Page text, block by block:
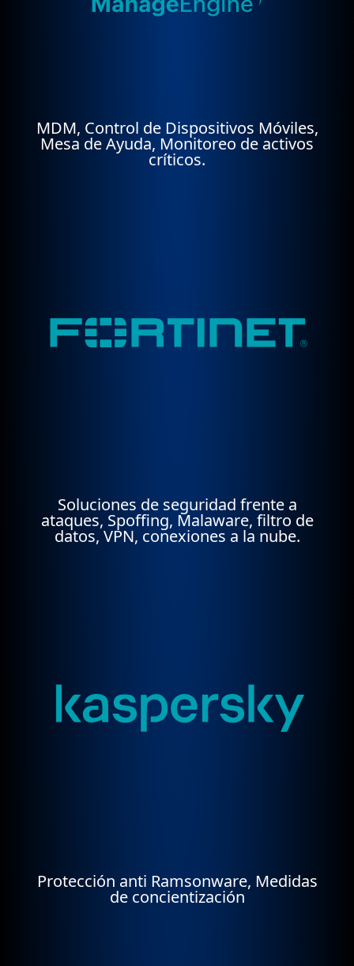
MDM, Control de Dispositivos Móviles,
Mesa de Ayuda, Monitoreo de activos
críticos.
Soluciones de seguridad frente a
ataques, Spoffing, Malaware, filtro de
datos, VPN, conexiones a la nube.
Protección anti Ramsonware, Medidas
de concientización